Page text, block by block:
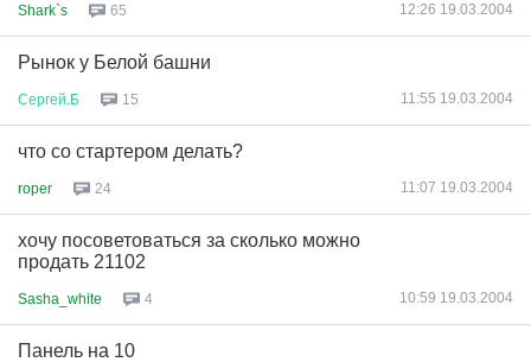
Shark`s 65 12:26 19.03.2004
Рынок у Белой башни
Сергей Б 15 11:55 19.03.2004
что со стартером делать?
roper 24 11:07 19.03.2004
хочу посоветоваться за сколько можно
продать 21102
Sasha_white 4 10:59 19.03.2004
Панель на 10